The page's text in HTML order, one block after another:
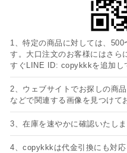
1、特定の商品に対しては、
す。大口注文のお客様にはさら
すぐLINE ID: copykkkを追加し
2、ウェブサイトでお探しの商
などで関連する画像を見つけて
3、在庫を速やかに確認いたし
4、copykkkは代金引換にも対